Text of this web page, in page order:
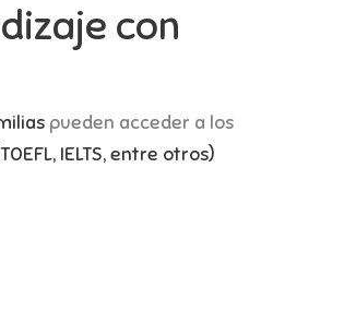
con
pueden acceder a los
IELTS, entre otros)